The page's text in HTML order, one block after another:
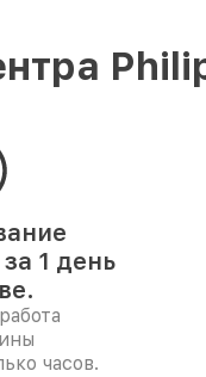
1 день
часов.